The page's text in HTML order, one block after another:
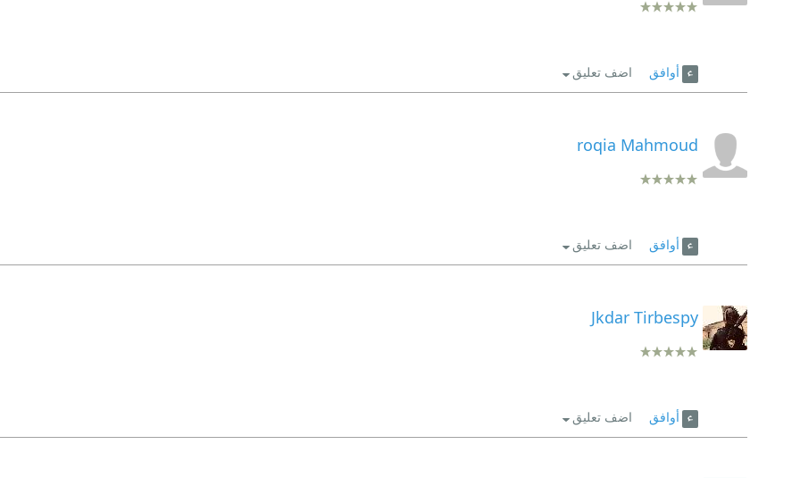
أوافق اضف تعليق
roqia Mahmoud
أوافق اضف تعليق
Jkdar Tirbespy
أوافق اضف تعليق